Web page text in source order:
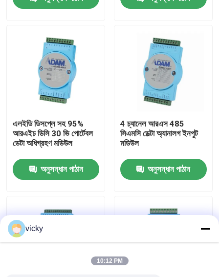
আমাদের সম্বন্ধে
কারখানা ভ্রমণ
যোগাযোগ করুন
খবর
টর্ক ডায়নামিটার
এলইডি ডিসপ্লে সহ 95%
আরএইচ ডিসি 30 ভি পোর্টেবল
ডেটা অধিগ্রহণ মডিউল
অনুসন্ধান পাঠান
4 চ্যানেল আরএস 485
সিএমসি ডেল্টা অ্যানালগ ইনপুট
মডিউল
অনুসন্ধান পাঠান
vicky
10:12 PM